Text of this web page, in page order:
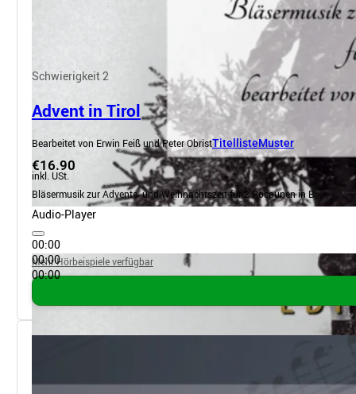
Schwierigkeit 2
Advent in Tirol
Bearbeitet von Erwin Feiß und Peter ObristTitellisteMuster
€16.90
inkl. USt.
Bläsermusik zur Advents- und Weihnachtszeit für 2 Posaunen in B
Audio-Player
00:00
00:00
00:00
Mehr Hörbeispiele verfügbar